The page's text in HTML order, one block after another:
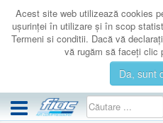
Acest site web utilizează cookies
uşurinţei în utilizare şi în scop
Termeni si conditii. Dacă vă
vă rugăm să faceţi clic
Da, sunt